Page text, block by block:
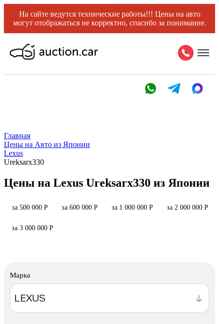
На сайте ведутся технические работы!!! Цены на авто
могут отображаться не корректно, спасибо за понимание.
Главная
Цены на Авто из Японии
Lexus
Ureksarx330
Цены на Lexus Ureksarx330 из Японии
за 500 000 Р за 600 000 Р за 1 000 000 Р за 2 000 000 Р
за 3 000 000 Р
Марка